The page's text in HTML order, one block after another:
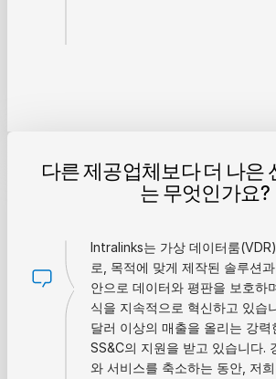
다른 제공업체보다 더 나은
는 무엇인가요?
Intralinks는 가상 데이터룸
로, 목적에 맞게 제작된 솔루션
안으로 데이터와 평판을 보호하
식을 지속적으로 혁신하고 있습
달러 이상의 매출을 올리는 강력
SS&C의 지원을 받고 있습니다.
와 서비스를 축소하는 동안, 저